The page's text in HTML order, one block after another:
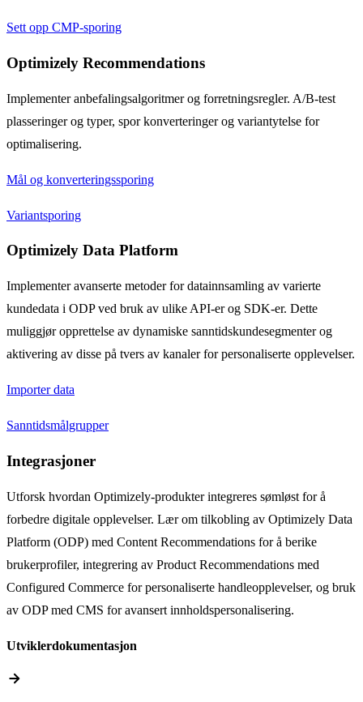
Sett opp CMP-sporing
Optimizely Recommendations
Implementer anbefalingsalgoritmer og forretningsregler. A/B-test
plasseringer og typer, spor konverteringer og variantytelse for
optimalisering.
Mål og konverteringssporing
Variantsporing
Optimizely Data Platform
Implementer avanserte metoder for datainnsamling av varierte
kundedata i ODP ved bruk av ulike API-er og SDK-er. Dette
muliggjør opprettelse av dynamiske sanntidskundesegmenter og
aktivering av disse på tvers av kanaler for personaliserte opplevelser.
Importer data
Sanntidsmålgrupper
Integrasjoner
Utforsk hvordan Optimizely-produkter integreres sømløst for å
forbedre digitale opplevelser. Lær om tilkobling av Optimizely Data
Platform (ODP) med Content Recommendations for å berike
brukerprofiler, integrering av Product Recommendations med
Configured Commerce for personaliserte handleopplevelser, og bruk
av ODP med CMS for avansert innholdspersonalisering.
Utviklerdokumentasjon
arrow_forward